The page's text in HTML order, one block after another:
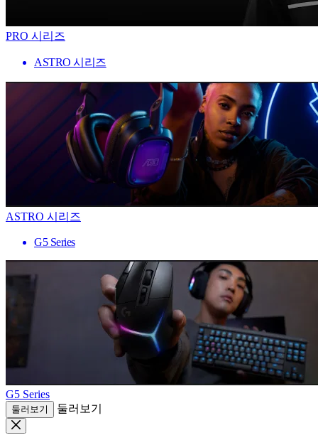
PRO 시리즈
ASTRO 시리즈
ASTRO 시리즈
G5 Series
G5 Series
둘러보기 둘러보기